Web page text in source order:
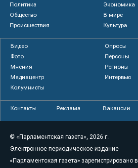
Политика
Экономика
Общество
В мире
Происшествия
Культура
Видео
Опросы
Фото
Персоны
Мнения
Регионы
Медиацентр
Интервью
Колумнисты
Контакты Реклама Вакансии
© «Парламентская газета», 2026 г.
Электронное периодическое издание
«Парламентская газета» зарегистрировано в